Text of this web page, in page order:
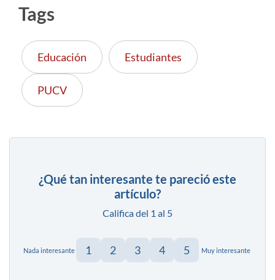
Tags
Educación Estudiantes
PUCV
¿Qué tan interesante te pareció este
artículo?
Califica del 1 al 5
Nada interesante 1 2 3 4 5 Muy interesante